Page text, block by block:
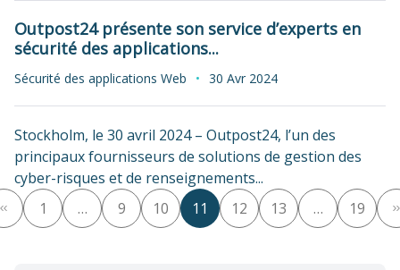
Outpost24 présente son service d’experts en
sécurité des applications...
Sécurité des applications Web 30 Avr 2024
Stockholm, le 30 avril 2024 – Outpost24, l’un des
principaux fournisseurs de solutions de gestion des
cyber-risques et de renseignements...
Pagination
des
1 … 9 10 11 12 13 … 19